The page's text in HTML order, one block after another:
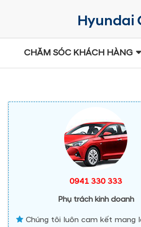
CHĂM SÓC KHÁCH HÀNG
0941 330 333
Phụ trách kinh doanh
Chúng tôi luôn cam kết mang